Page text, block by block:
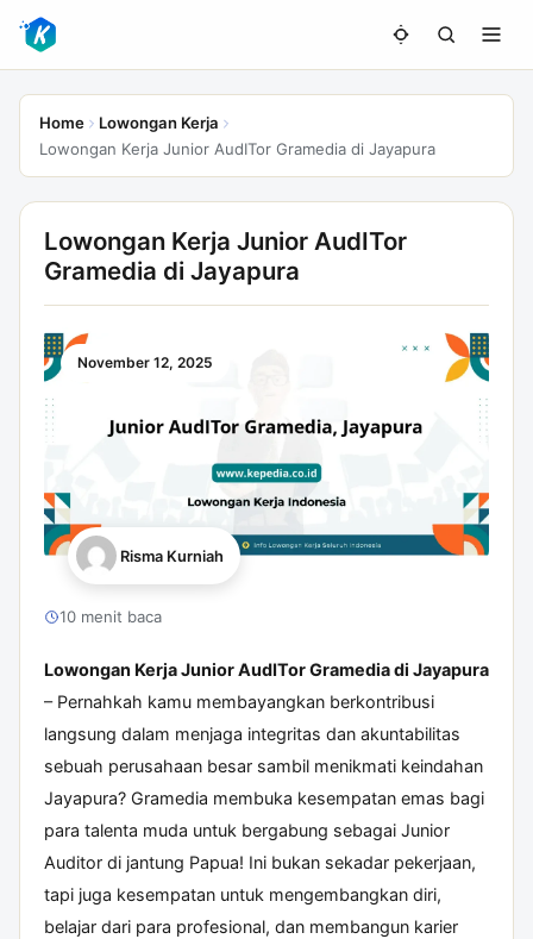
Home
Lowongan Kerja
Lowongan Kerja Junior AudITor Gramedia di Jayapura
Lowongan Kerja Junior AudITor
Gramedia di Jayapura
November 12, 2025
Risma Kurniah
10 menit baca
Lowongan Kerja Junior AudITor Gramedia di Jayapura
– Pernahkah kamu membayangkan berkontribusi
langsung dalam menjaga integritas dan akuntabilitas
sebuah perusahaan besar sambil menikmati keindahan
Jayapura? Gramedia membuka kesempatan emas bagi
para talenta muda untuk bergabung sebagai Junior
Auditor di jantung Papua! Ini bukan sekadar pekerjaan,
tapi juga kesempatan untuk mengembangkan diri,
belajar dari para profesional, dan membangun karier